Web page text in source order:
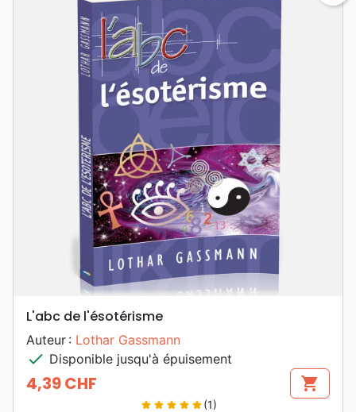
L'abc de l'ésotérisme
Auteur : Lothar Gassmann
check Disponible jusqu'à épuisement
Prix
4,39 CHF shopping_cart
star star star star star(1)